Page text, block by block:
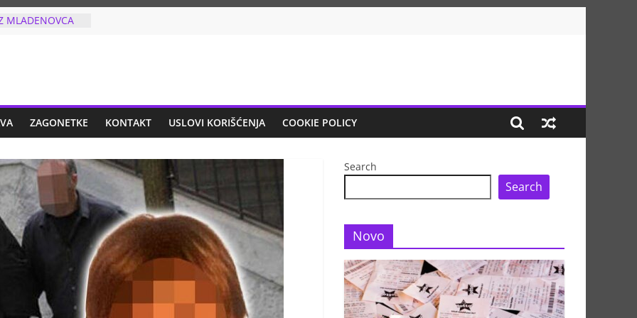
NAKON
NA
Sve ovo
je OSNOVCA
ZLOČIN
U SRBIJI:
U GRUDI U
iz vazdušne
uhapšen!
JE TRI PUTA
kada je
na listiću, uradio
ZAGONETKE KONTAKT USLOVI KORIŠĆENJA COOKIE POLICY
Search
Search
Novo